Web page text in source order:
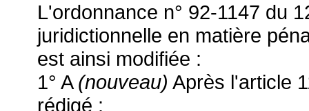
L'ordonnance n° 92-1147 du
juridictionnelle en matière
est ainsi modifiée :
1° A (nouveau) Après l'article
rédigé :